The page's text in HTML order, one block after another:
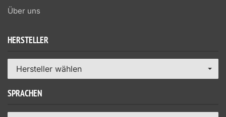
Über uns
HERSTELLER
Hersteller wählen
SPRACHEN